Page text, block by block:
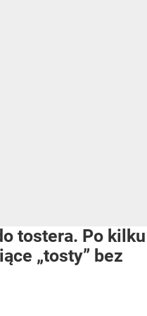
tostera. Po kilku
„tosty” bez